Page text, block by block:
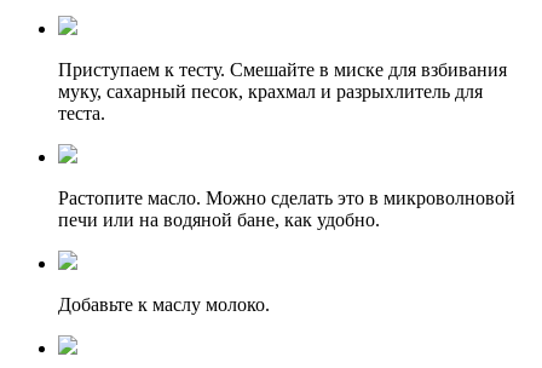
Приступаем к тесту. Смешайте в миске для взбивания
муку, сахарный песок, крахмал и разрыхлитель для
теста.
Растопите масло. Можно сделать это в микроволновой
печи или на водяной бане, как удобно.
Добавьте к маслу молоко.